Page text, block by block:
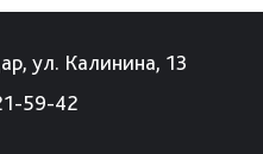
ул. Калинина, 13
59-42